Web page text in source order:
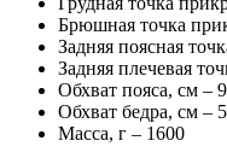
Брюшная точка
Задняя поясная
Задняя плечевая
Обхват пояса, см –
Обхват бедра, см –
Масса, г – 1600